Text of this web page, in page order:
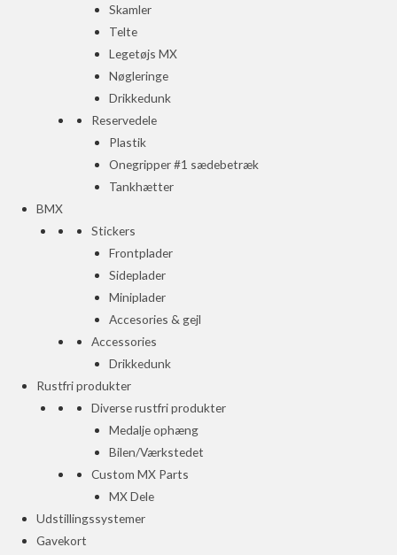
Skamler
Telte
Legetøjs MX
Nøgleringe
Drikkedunk
Reservedele
Plastik
Onegripper #1 sædebetræk
Tankhætter
BMX
Stickers
Frontplader
Sideplader
Miniplader
Accesories & gejl
Accessories
Drikkedunk
Rustfri produkter
Diverse rustfri produkter
Medalje ophæng
Bilen/Værkstedet
Custom MX Parts
MX Dele
Udstillingssystemer
Gavekort